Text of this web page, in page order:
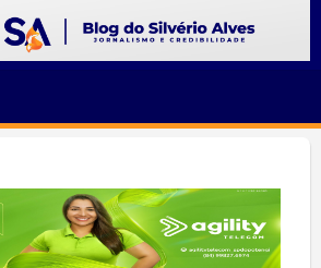
SILVERIO
ALVES